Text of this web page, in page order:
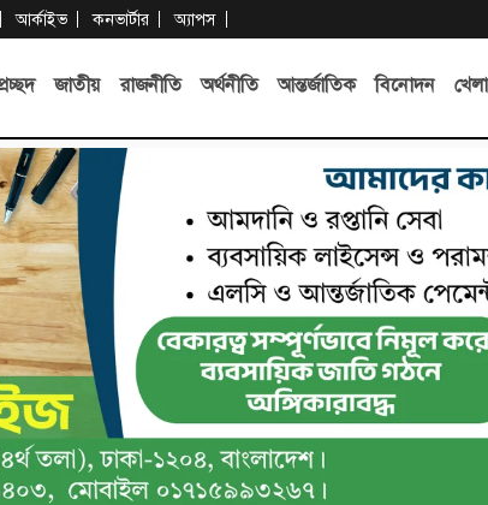
আর্কাইভ কনভার্টার অ্যাপস
জাতীয় রাজনীতি অর্থনীতি আন্তর্জাতিক বিনোদন